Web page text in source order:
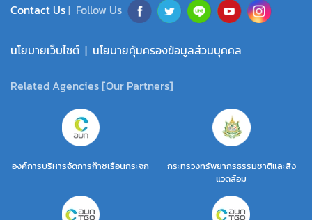
Contact Us| Follow Us
นโยบายเว็บไซต์ | นโยบายคุ้มครองข้อมูลส่วนบุคคล
Related Agencies [Our Partners]
องค์การบริหารจัดการก๊าซเรือนกระจก
กระทรวงทรัพยากรธรรมชาติและสิ่ง
แวดล้อม